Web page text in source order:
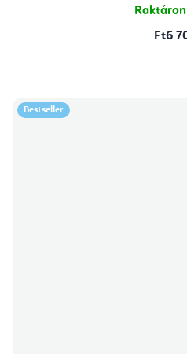
Raktáron
Ft6
Bestseller